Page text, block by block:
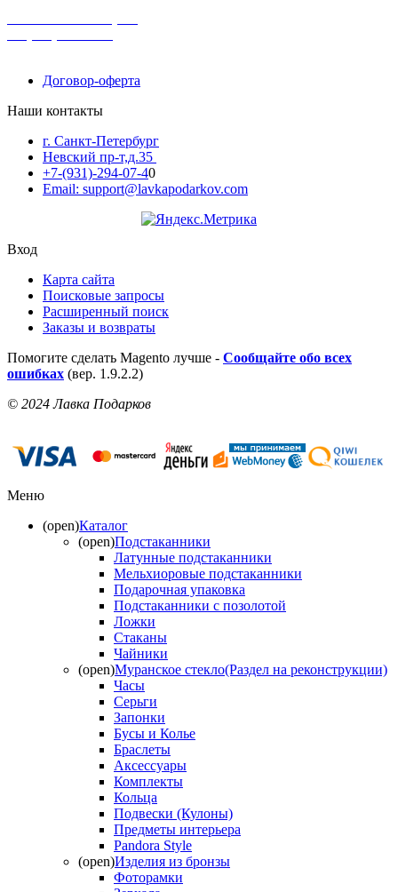
Договор-оферта
Наши контакты
г. Санкт-Петербург
Невский пр-т,д.35
+7-(931)-294-07-40
Email: support@lavkapodarkov.com
Вход
Карта сайта
Поисковые запросы
Расширенный поиск
Заказы и возвраты
Помогите сделать Magento лучше - Сообщайте обо всех
ошибках (вер. 1.9.2.2)
© 2024 Лавка Подарков
Меню
(open)Каталог
(open)Подстаканники
Латунные подстаканники
Мельхиоровые подстаканники
Подарочная упаковка
Подстаканники с позолотой
Ложки
Стаканы
Чайники
(open)Муранское стекло(Раздел на реконструкции)
Часы
Серьги
Запонки
Бусы и Колье
Браслеты
Аксессуары
Комплекты
Кольца
Подвески (Кулоны)
Предметы интерьера
Pandora Style
(open)Изделия из бронзы
Фоторамки